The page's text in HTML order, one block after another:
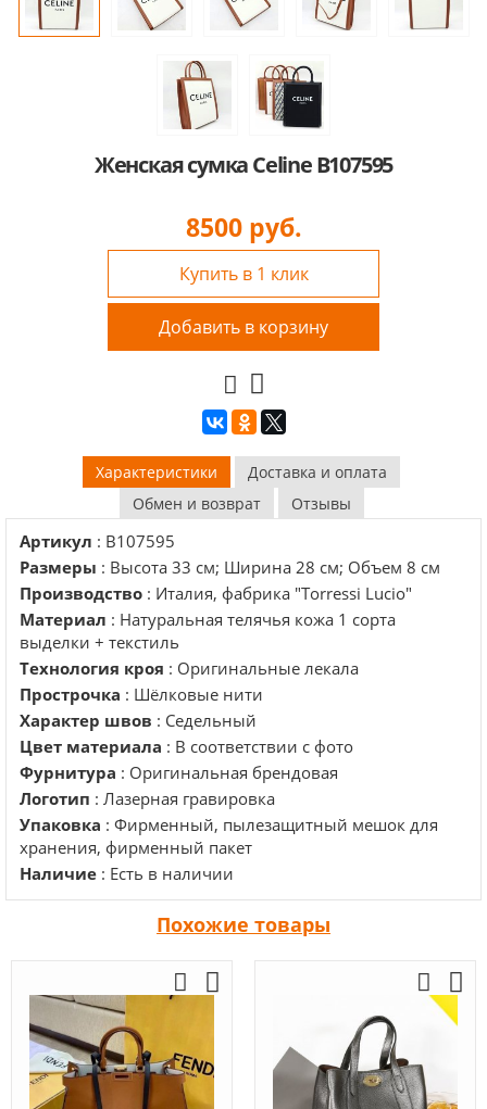
Женская сумка Celine B107595
8500руб.
Купить в 1 клик
Добавить в корзину
Характеристики
Доставка и оплата
Обмен и возврат
Отзывы
Артикул : B107595
Размеры : Высота 33 см; Ширина 28 см; Объем 8 см
Производство : Италия, фабрика "Torressi Lucio"
Материал : Натуральная телячья кожа 1 сорта
выделки + текстиль
Технология кроя : Оригинальные лекала
Прострочка : Шёлковые нити
Характер швов : Седельный
Цвет материала : В соответствии с фото
Фурнитура : Оригинальная брендовая
Логотип : Лазерная гравировка
Упаковка : Фирменный, пылезащитный мешок для
хранения, фирменный пакет
Наличие : Есть в наличии
Похожие товары